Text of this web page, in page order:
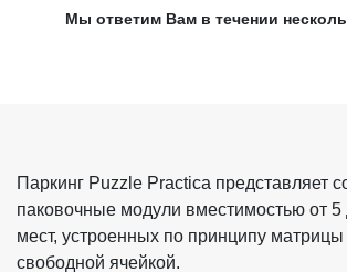
Мы ответим Вам в течении
Паркинг Puzzle Practica представляет
паковочные модули вместимостью от 5
мест, устроенных по принципу матрицы
свободной ячейкой.